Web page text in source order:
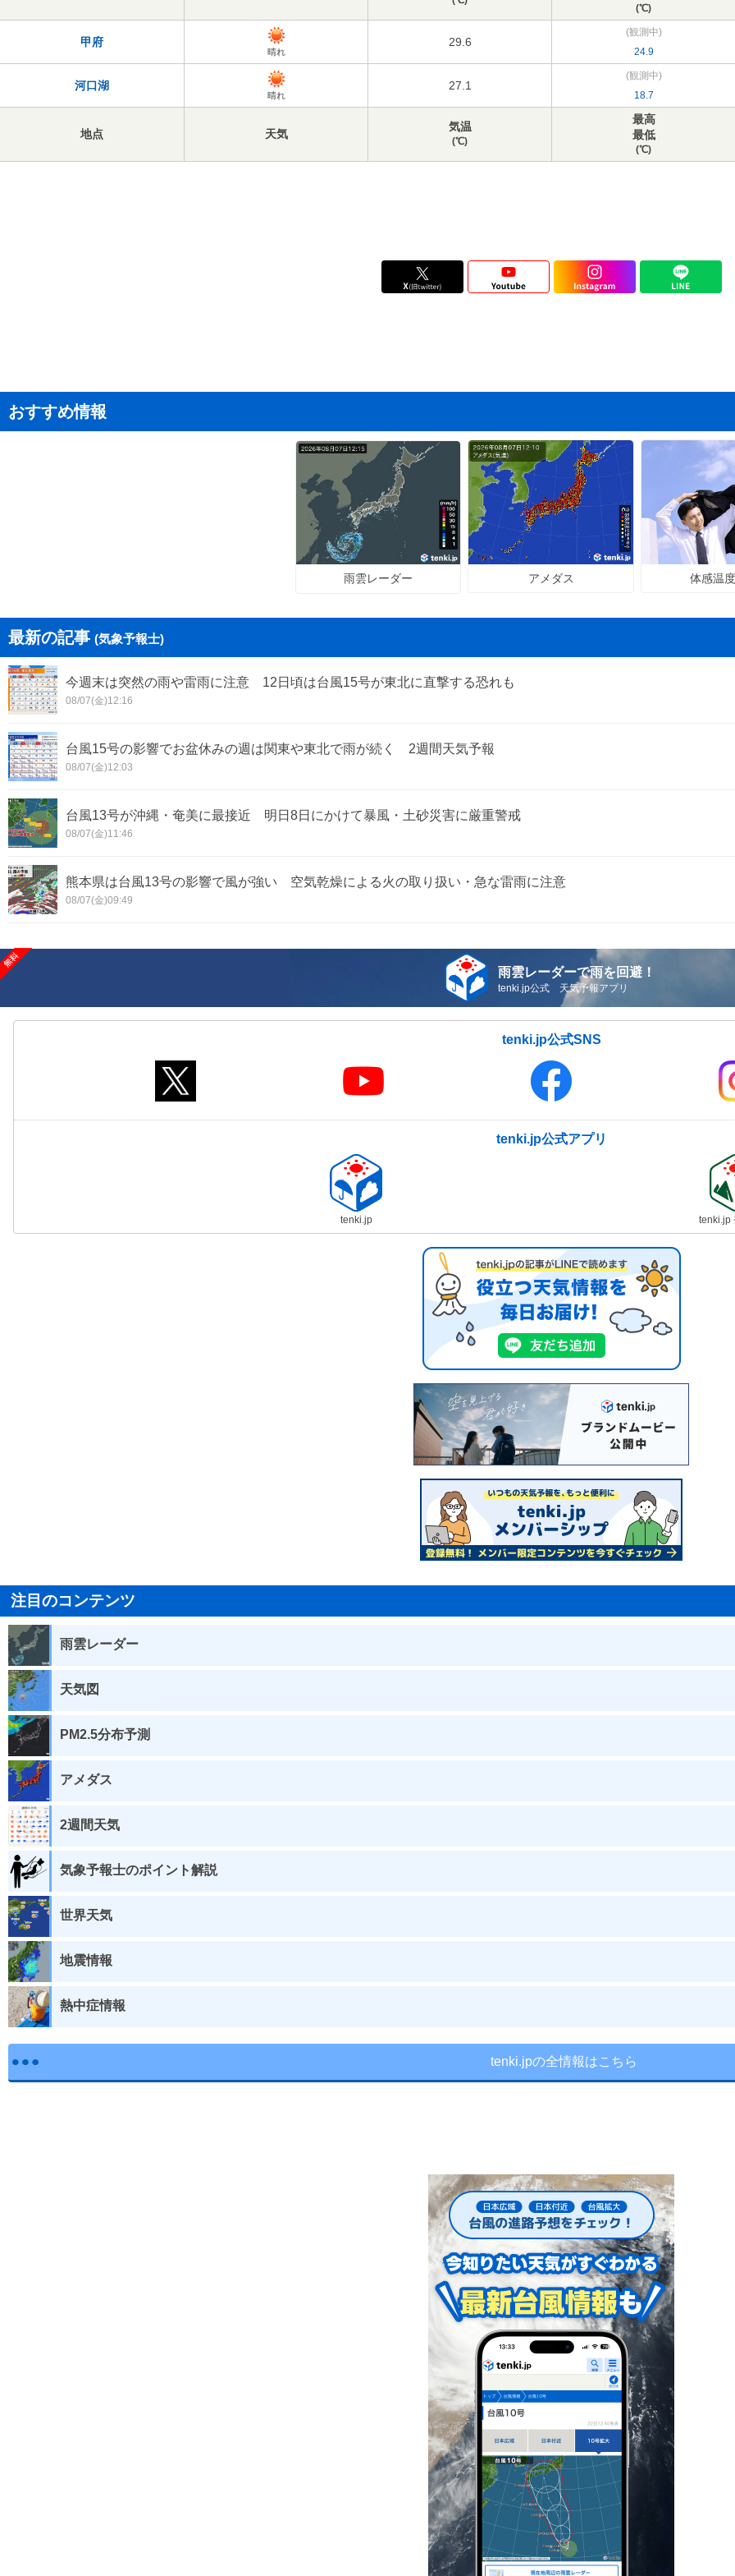
(℃)
甲府
晴れ
29.6
(観測中)
24.9
河口湖
晴れ
27.1
(観測中)
18.7
地点 天気
気温
(℃)
最高
最低
(℃)
おすすめ情報
雨雲レーダー アメダス 体感温
最新の記事 (気象予報士)
今週末は突然の雨や雷雨に注意 12日頃は台風15号が東北に直撃する恐れも
08/07(金)12:16
台風15号の影響でお盆休みの週は関東や東北で雨が続く 2週間天気予報
08/07(金)12:03
台風13号が沖縄・奄美に最接近 明日8日にかけて暴風・土砂災害に厳重警戒
08/07(金)11:46
熊本県は台風13号の影響で風が強い 空気乾燥による火の取り扱い・急な雷雨に注意
08/07(金)09:49
雨雲レーダーで雨を回避！
tenki.jp公式 天気予報アプリ
tenki.jp公式SNS
tenki.jp公式アプリ
tenki.jp tenki.jp
注目のコンテンツ
雨雲レーダー
天気図
PM2.5分布予測
アメダス
2週間天気
気象予報士のポイント解説
世界天気
地震情報
熱中症情報
tenki.jpの全情報はこちら